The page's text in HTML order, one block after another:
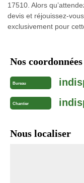
17510. Alors
devis et réjouissez-
exclusivement pour
Nos coordonnées
Bureau
Chantier
Nous localiser